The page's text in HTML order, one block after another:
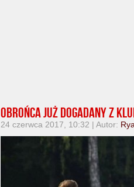
Obrońca już dogadany z
24 czerwca 2017, 10:32 | Autor: